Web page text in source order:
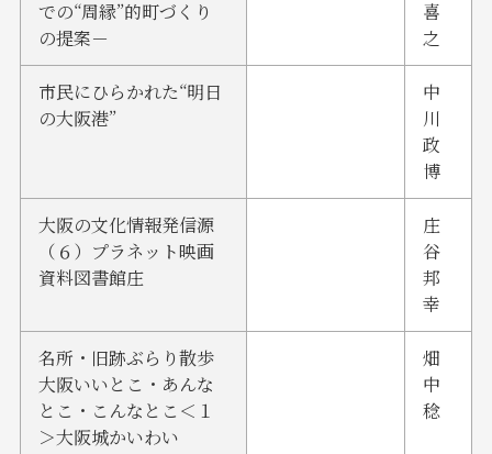
での“周縁”的町づくり
の提案－
喜
之
市民にひらかれた“明日
の大阪港”
中
川
政
博
大阪の文化情報発信源
（６）プラネット映画
資料図書館庄
庄
谷
邦
幸
名所・旧跡ぶらり散歩
大阪いいとこ・あんな
とこ・こんなとこ＜１
＞大阪城かいわい
畑
中
稔